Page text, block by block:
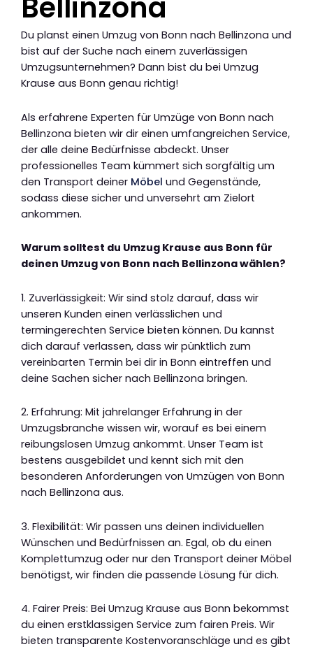
Bellinzona
Du planst einen Umzug von Bonn nach Bellinzona und
bist auf der Suche nach einem zuverlässigen
Umzugsunternehmen? Dann bist du bei Umzug
Krause aus Bonn genau richtig!
Als erfahrene Experten für Umzüge von Bonn nach
Bellinzona bieten wir dir einen umfangreichen Service,
der alle deine Bedürfnisse abdeckt. Unser
professionelles Team kümmert sich sorgfältig um
den Transport deiner Möbel und Gegenstände,
sodass diese sicher und unversehrt am Zielort
ankommen.
Warum solltest du Umzug Krause aus Bonn für
deinen Umzug von Bonn nach Bellinzona wählen?
1. Zuverlässigkeit: Wir sind stolz darauf, dass wir
unseren Kunden einen verlässlichen und
termingerechten Service bieten können. Du kannst
dich darauf verlassen, dass wir pünktlich zum
vereinbarten Termin bei dir in Bonn eintreffen und
deine Sachen sicher nach Bellinzona bringen.
2. Erfahrung: Mit jahrelanger Erfahrung in der
Umzugsbranche wissen wir, worauf es bei einem
reibungslosen Umzug ankommt. Unser Team ist
bestens ausgebildet und kennt sich mit den
besonderen Anforderungen von Umzügen von Bonn
nach Bellinzona aus.
3. Flexibilität: Wir passen uns deinen individuellen
Wünschen und Bedürfnissen an. Egal, ob du einen
Komplettumzug oder nur den Transport deiner Möbel
benötigst, wir finden die passende Lösung für dich.
4. Fairer Preis: Bei Umzug Krause aus Bonn bekommst
du einen erstklassigen Service zum fairen Preis. Wir
bieten transparente Kostenvoranschläge und es gibt